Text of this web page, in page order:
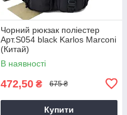
Чорний рюкзак поліестер
Арт.S054 black Karlos Marconi
(Китай)
В наявності
472,50 ₴ 675 ₴
Купити